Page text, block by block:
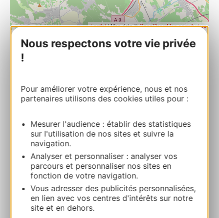
Nous respectons votre vie privée
!
Pour améliorer votre expérience, nous et nos
partenaires utilisons des cookies utiles pour :
Mesurer l'audience : établir des statistiques
sur l'utilisation de nos sites et suivre la
navigation.
Analyser et personnaliser : analyser vos
parcours et personnaliser nos sites en
fonction de votre navigation.
Vous adresser des publicités personnalisées,
en lien avec vos centres d'intérêts sur notre
site et en dehors.
Leaflet| Map data ©OpenStreetMap contributors
06 21 69 11 98
Webseite
ZU MEINEN FAVORITEN